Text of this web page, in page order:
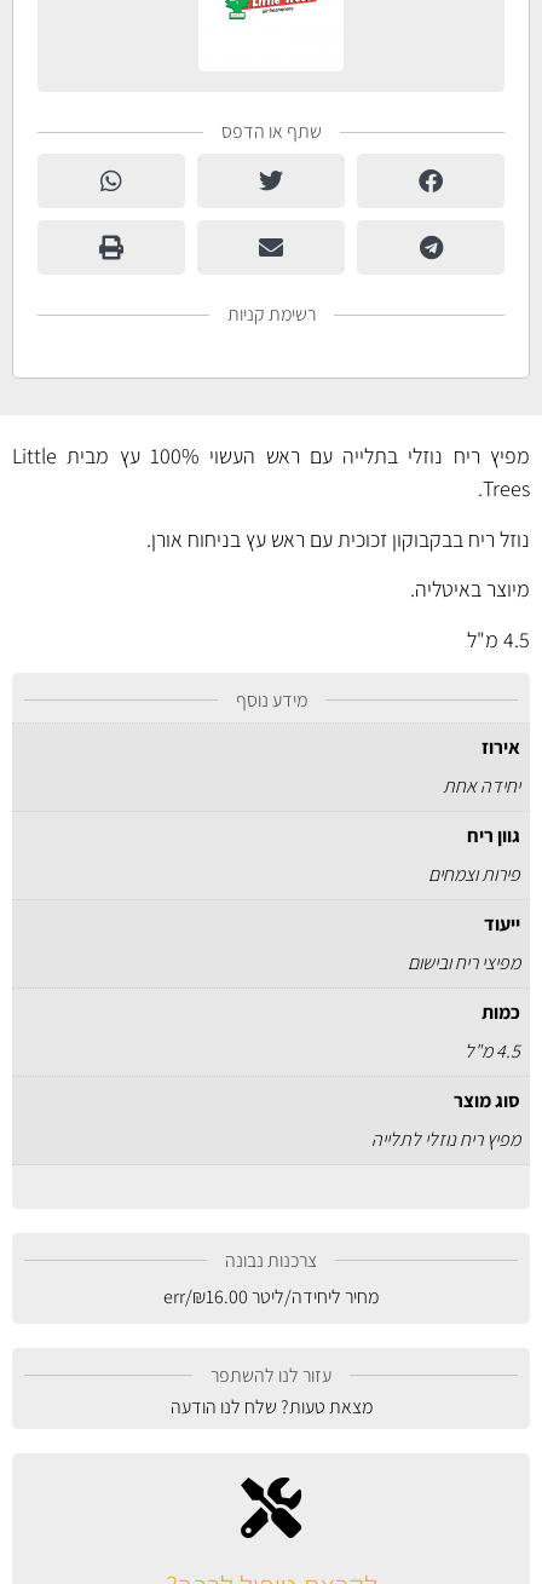
שתף או הדפס
רשימת קניות
מפיץ ריח נוזלי בתלייה עם ראש העשוי 100% עץ מבית Little
Trees.
נוזל ריח בבקבוקון זכוכית עם ראש עץ בניחוח אורן.
מיוצר באיטליה.
4.5 מ"ל
מידע נוסף
אירוז
יחידה אחת
גוון ריח
פירות וצמחים
ייעוד
מפיצי ריח ובישום
כמות
4.5 מ"ל
סוג מוצר
מפיץ ריח נוזלי לתלייה
צרכנות נבונה
מחיר ליחידה/ליטר
₪16.00
/err
עזור לנו להשתפר
מצאת טעות? שלח לנו הודעה